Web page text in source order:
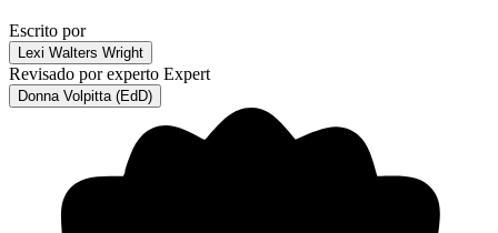
Escrito por
Lexi Walters Wright
Revisado por experto Expert
Donna Volpitta (EdD)